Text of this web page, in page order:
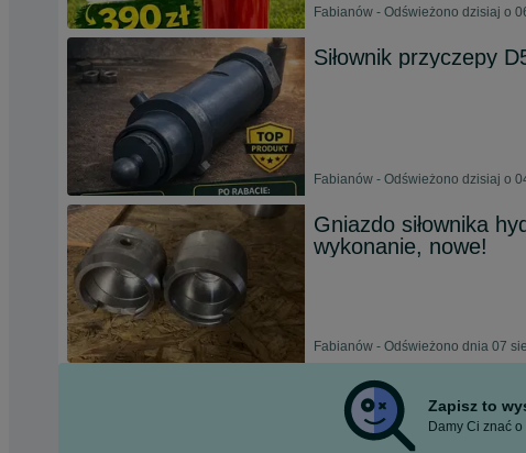
Fabianów - Odświeżono dzisiaj o
Siłownik przyczepy
Fabianów - Odświeżono dzisiaj o
Gniazdo siłownika
wykonanie, nowe!
Fabianów - Odświeżono dnia 07
Zapisz to
Damy Ci znać